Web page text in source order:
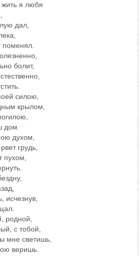
жить я любя
дал,
болит,
силою,
крылом,
дом.
духом,
грудь,
пухом,
исчезнув,
родной,
с тобой,
мне светишь,
веришь.